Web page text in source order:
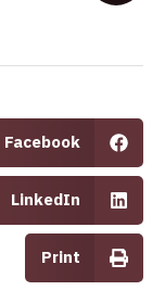
Facebook
LinkedIn
Print